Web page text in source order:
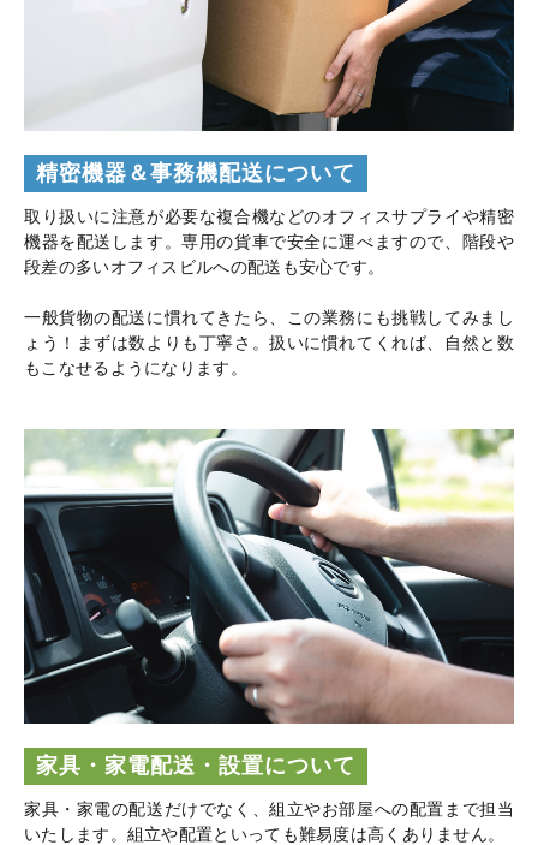
精密機器＆事務機配送について
取り扱いに注意が必要な複合機などのオフィスサプライや精密
機器を配送します。専用の貨車で安全に運べますので、階段や
段差の多いオフィスビルへの配送も安心です。
一般貨物の配送に慣れてきたら、この業務にも挑戦してみまし
ょう！まずは数よりも丁寧さ。扱いに慣れてくれば、自然と数
もこなせるようになります。
家具・家電配送・設置について
家具・家電の配送だけでなく、組立やお部屋への配置まで担当
いたします。組立や配置といっても難易度は高くありません。